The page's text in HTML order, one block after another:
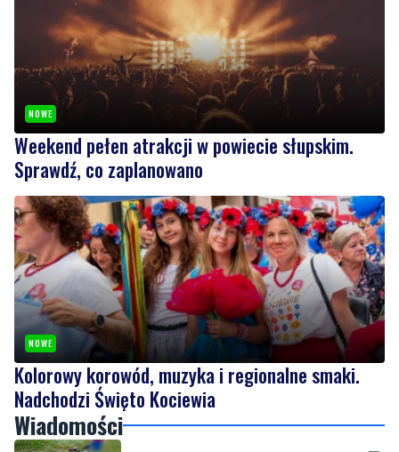
Weekend pełen atrakcji w powiecie słupskim.
Sprawdź, co zaplanowano
NOWE
Kolorowy korowód, muzyka i regionalne smaki.
Nadchodzi Święto Kociewia
Wiadomości
czwartek, 6 sierpnia 2026
Nietrzeźwy opiekun jechał rowerem z
dzieckiem. Dziewczynka nie miała kasku